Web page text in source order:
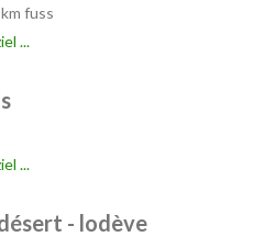
fuss
...
...
- lodève